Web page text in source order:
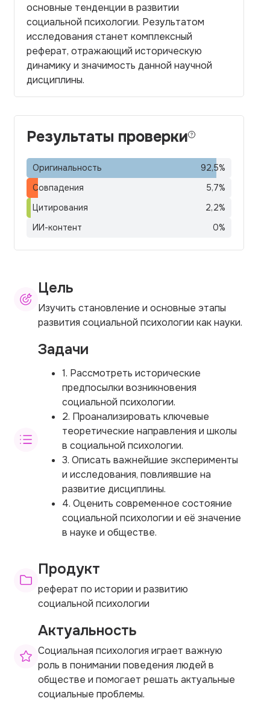
основные тенденции в развитии
социальной психологии. Результатом
исследования станет комплексный
реферат, отражающий историческую
динамику и значимость данной научной
дисциплины.
Результаты проверки
Оригинальность 92,5%
Совпадения
5,7%
Цитирования
2,2%
ИИ-контент
0%
Цель
Изучить становление и основные этапы
развития социальной психологии как науки.
Задачи
1. Рассмотреть исторические
предпосылки возникновения
социальной психологии.
2. Проанализировать ключевые
теоретические направления и школы
в социальной психологии.
3. Описать важнейшие эксперименты
и исследования, повлиявшие на
развитие дисциплины.
4. Оценить современное состояние
социальной психологии и её значение
в науке и обществе.
Продукт
реферат по истории и развитию
социальной психологии
Актуальность
Социальная психология играет важную
роль в понимании поведения людей в
обществе и помогает решать актуальные
социальные проблемы.